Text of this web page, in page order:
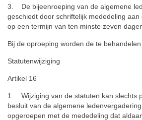
3. De bijeenroeping van de algemene
geschiedt door schriftelijk mededeling
op een termijn van ten minste zeven
Bij de oproeping worden de te
Statutenwijziging
Artikel 16
1. Wijziging van de statuten kan slechts
besluit van de algemene
opgeroepen met de mededeling dat